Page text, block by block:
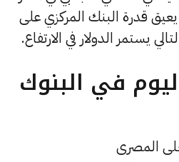
قدرة البنك المركزي على
يستمر الدولار في الارتفاع.
في البنوك
المصرى